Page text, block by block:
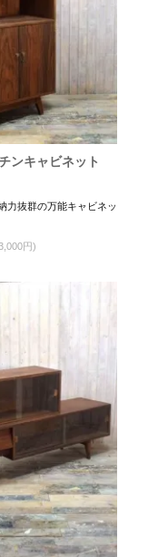
ンキャビネット
力抜群の万能キャビネッ
円)